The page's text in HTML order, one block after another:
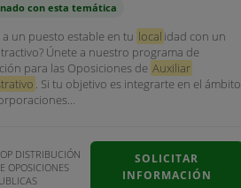
con esta temática
a un puesto estable en tu local idad con un
Únete a nuestro programa de
para las Oposiciones de Auxiliar
. Si tu objetivo es integrarte en el ámbito
DISTRIBUCIÓN
OPOSICIONES
SOLICITAR
INFORMACIÓN